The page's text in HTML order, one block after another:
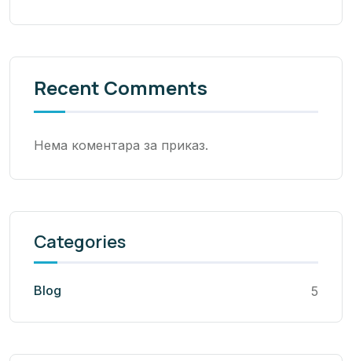
Recent Comments
Нема коментара за приказ.
Categories
Blog 5